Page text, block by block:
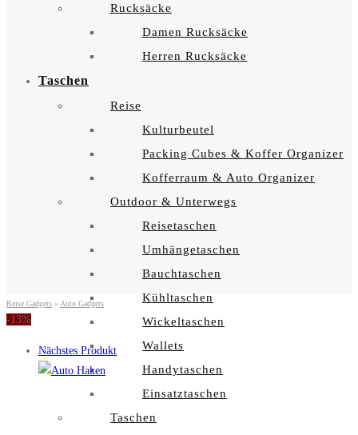
Rucksäcke
Damen Rucksäcke
Herren Rucksäcke
Taschen
Reise
Kulturbeutel
Packing Cubes & Koffer Organizer
Kofferraum & Auto Organizer
Outdoor & Unterwegs
Reisetaschen
Umhängetaschen
Bauchtaschen
Kühltaschen
Wickeltaschen
Wallets
Handytaschen
Einsatztaschen
Taschen
Reise Gadgets » Auto Gadgets
-13%
Nächstes Produkt